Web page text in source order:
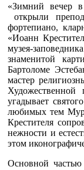
«Зимний вечер в
открыли
фортепиано,
«Иоанн
музея-
знаменитой
Бартоломе
мастер
Художественной
угадывает
любимых тем
Крестителя
нежности и
этом
Основной